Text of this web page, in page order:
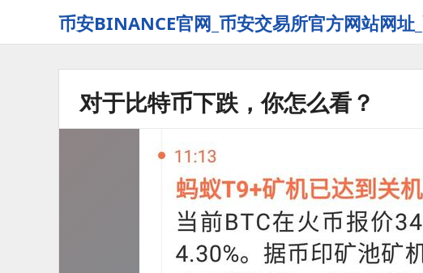
币安BINANCE官网_币安交易所官方网站网址
对于比特币下跌，你怎么看？